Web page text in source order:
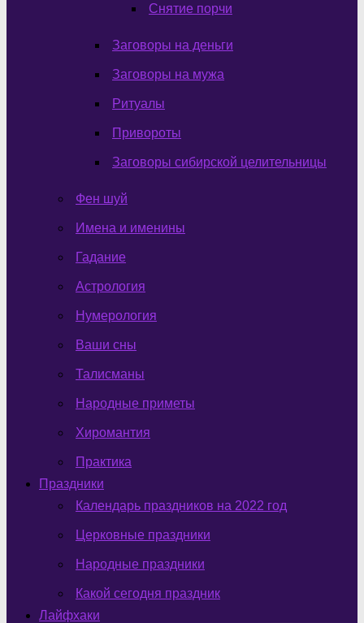
Снятие порчи
Заговоры на деньги
Заговоры на мужа
Ритуалы
Привороты
Заговоры сибирской целительницы
Фен шуй
Имена и именины
Гадание
Астрология
Нумерология
Ваши сны
Талисманы
Народные приметы
Хиромантия
Практика
Праздники
Календарь праздников на 2022 год
Церковные праздники
Народные праздники
Какой сегодня праздник
Лайфхаки